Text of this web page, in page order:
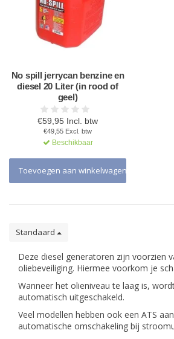
No spill jerrycan benzine en
diesel 20 Liter (in rood of
geel)
€59,95 Incl. btw
€49,55 Excl. btw
Beschikbaar
Toevoegen aan winkelwagen
Standaard
Deze diesel generatoren zijn voorzien
oliebeveiliging. Hiermee voorkom je
Wanneer het olieniveau te laag is,
automatisch uitgeschakeld.
Veel modellen hebben ook een ATS
automatische omschakeling bij